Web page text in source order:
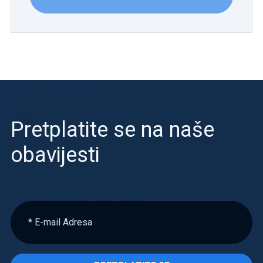
Pretplatite se na naše
obavijesti